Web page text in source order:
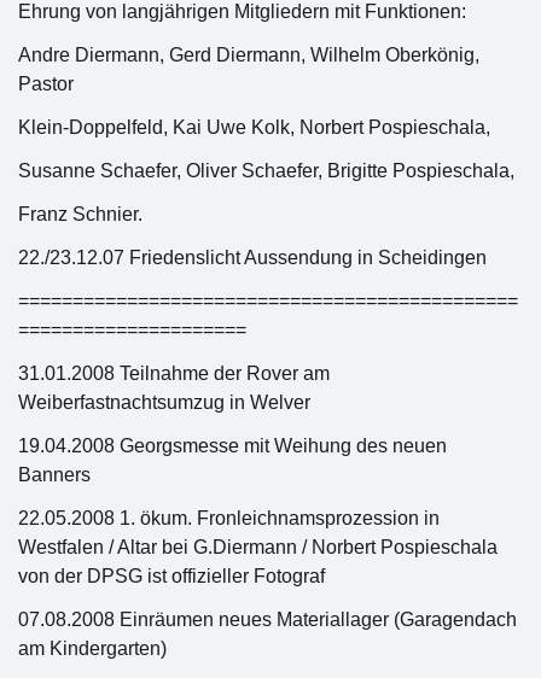
Ehrung von langjährigen Mitgliedern mit Funktionen:
Andre Diermann, Gerd Diermann, Wilhelm Oberkönig,
Pastor
Klein-Doppelfeld, Kai Uwe Kolk, Norbert Pospieschala,
Susanne Schaefer, Oliver Schaefer, Brigitte Pospieschala,
Franz Schnier.
22./23.12.07 Friedenslicht Aussendung in Scheidingen
==============================================
=====================
31.01.2008 Teilnahme der Rover am
Weiberfastnachtsumzug in Welver
19.04.2008 Georgsmesse mit Weihung des neuen
Banners
22.05.2008 1. ökum. Fronleichnamsprozession in
Westfalen / Altar bei G.Diermann / Norbert Pospieschala
von der DPSG ist offizieller Fotograf
07.08.2008 Einräumen neues Materiallager (Garagendach
am Kindergarten)